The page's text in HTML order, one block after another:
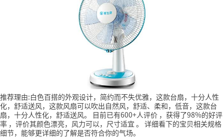
推荐理由:白色百搭的外观设计，简约而不失优雅，这款台扇，十分人性
化，舒适送风，这款风扇可以吹出自然风，舒适、柔和，低音，这款台
扇，十分人性化，舒适送风。
目前已有600+人评价 ，获得了98%的好评
率 ，评价其颜色漂亮，风力可以，尺寸适宜 。 详细看下的宝贝相关规格
细节，能够更详细的了解是否符合你的气场。